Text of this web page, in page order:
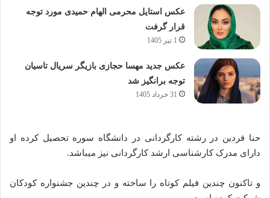
عکس استایل محرمی الهام حمیدی مورد توجه
قرار گرفت
1 تیر 1405
عکس جدید مهسا حجازی بازیگر سریال تاسیان
توجه برانگیز شد
31 خرداد 1405
حنا فردین در رشته کارگردانی در دانشگاه سوره تحصیل کرده او
دارای مدرک کارشناسی ارشد کارگردانی نیز میباشد.
و تاکنون چندین فیلم کوتاه را ساخته و در چندین جشنواره کودکان